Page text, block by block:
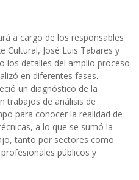
a cargo de los responsables
Cultural, José Luis Tabares y
los detalles del amplio proceso
en diferentes fases.
un diagnóstico de la
trabajos de análisis de
para conocer la realidad de
a lo que se sumó la
tanto por sectores como
públicos y